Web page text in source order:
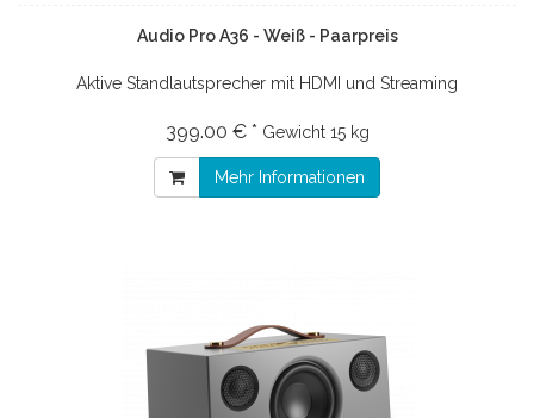
Audio Pro A36 - Weiß - Paarpreis
Aktive Standlautsprecher mit HDMI und Streaming
399.00 € * Gewicht 15 kg
Mehr Informationen